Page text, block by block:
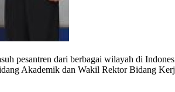
pesantren dari berbagai wilayah di
Akademik dan Wakil Rektor Bidang